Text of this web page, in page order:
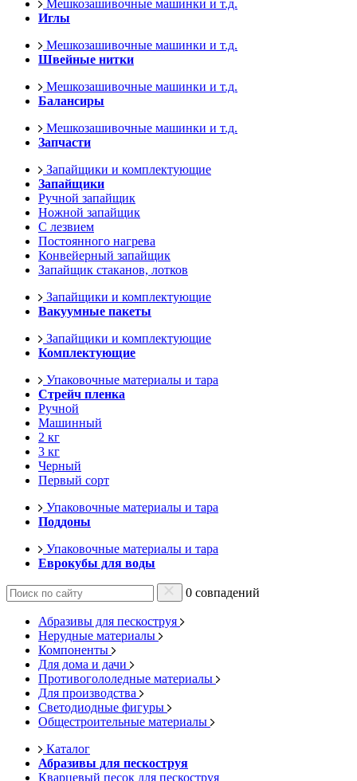
Мешкозашивочные машинки и т.д.
Иглы
Мешкозашивочные машинки и т.д.
Швейные нитки
Мешкозашивочные машинки и т.д.
Балансиры
Мешкозашивочные машинки и т.д.
Запчасти
Запайщики и комплектующие
Запайщики
Ручной запайщик
Ножной запайщик
С лезвием
Постоянного нагрева
Конвейерный запайщик
Запайщик стаканов, лотков
Запайщики и комплектующие
Вакуумные пакеты
Запайщики и комплектующие
Комплектующие
Упаковочные материалы и тара
Стрейч пленка
Ручной
Машинный
2 кг
3 кг
Черный
Первый сорт
Упаковочные материалы и тара
Поддоны
Упаковочные материалы и тара
Еврокубы для воды
0 совпадений
Абразивы для пескоструя
Нерудные материалы
Компоненты
Для дома и дачи
Противогололедные материалы
Для производства
Светодиодные фигуры
Общестроительные материалы
Каталог
Абразивы для пескоструя
Кварцевый песок для пескоструя